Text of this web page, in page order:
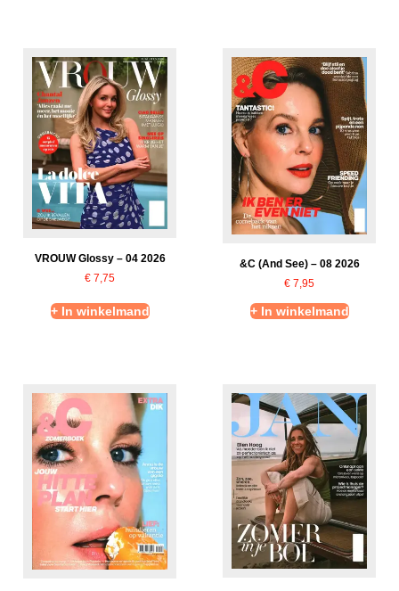
VROUW Glossy – 04 2026
€ 7,75
+ In winkelmand
&C (And See) – 08 2026
€ 7,95
+ In winkelmand